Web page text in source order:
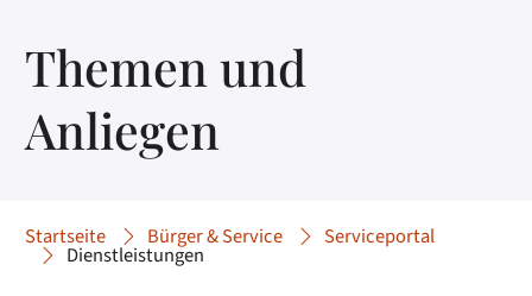
Themen und
Anliegen
Startseite Bürger & Service Serviceportal
Dienstleistungen